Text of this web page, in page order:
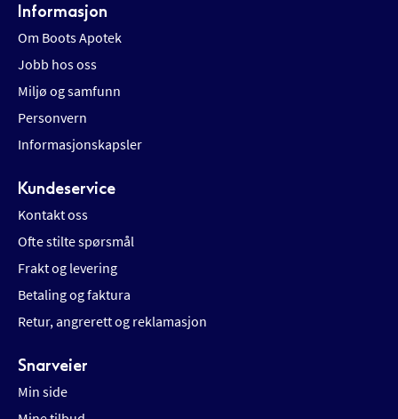
Informasjon
Om Boots Apotek
Jobb hos oss
Miljø og samfunn
Personvern
Informasjonskapsler
Kundeservice
Kontakt oss
Ofte stilte spørsmål
Frakt og levering
Betaling og faktura
Retur, angrerett og reklamasjon
Snarveier
Min side